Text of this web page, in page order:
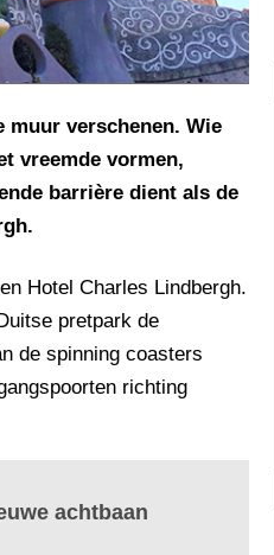
muur verschenen. Wie
vreemde vormen,
barrière dient als de
Hotel Charles Lindbergh.
pretpark de
de spinning coasters
richting
achtbaan